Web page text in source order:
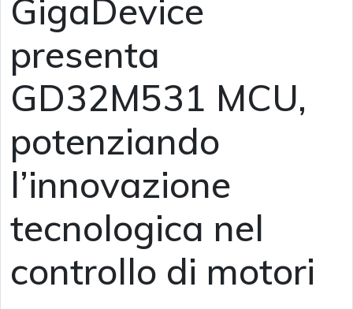
GigaDevice
presenta
GD32M531 MCU,
potenziando
l’innovazione
tecnologica nel
controllo di motori